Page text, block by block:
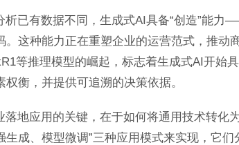
析已有数据不同，生成式AI具备“创造”能
。这种能力正在重塑企业的运营范式，推动
等推理模型的崛起，标志着生成式AI开
权衡，并提供可追溯的决策依据。
落地应用的关键，在于如何将通用技术转化
生成、模型微调”三种应用模式来实现，它